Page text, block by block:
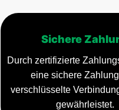
Sichere
Durch zertifizierte
eine sichere
verschlüsselte
gewährleistet.